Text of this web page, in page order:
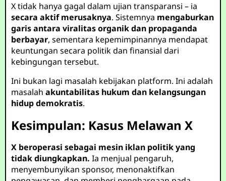
X tidak hanya gagal dalam ujian transparansi – ia
secara aktif merusaknya. Sistemnya mengaburkan
garis antara viralitas organik dan propaganda
berbayar, sementara kepemimpinannya mendapat
keuntungan secara politik dan finansial dari
kebingungan tersebut.
Ini bukan lagi masalah kebijakan platform. Ini adalah
masalahakuntabilitas hukum dan kelangsungan
hidup demokratis.
Kesimpulan: Kasus Melawan X
X beroperasi sebagai mesin iklan politik yang
tidak diungkapkan. Ia menjual pengaruh,
menyembunyikan sponsor, menonaktifkan